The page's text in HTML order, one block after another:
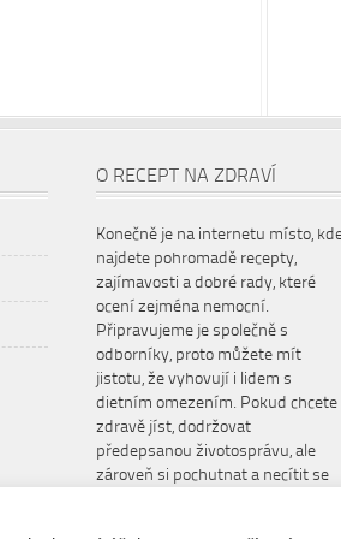
O RECEPT NA ZDRAVÍ
Konečně je na internetu místo,
najdete pohromadě recepty,
zajímavosti a dobré rady, které
ocení zejména nemocní.
Připravujeme je společně s
odborníky, proto můžete mít
jistotu, že vyhovují i lidem s
dietním omezením. Pokud chcete
zdravě jíst, dodržovat
předepsanou životosprávu, ale
zároveň si pochutnat a necítit se